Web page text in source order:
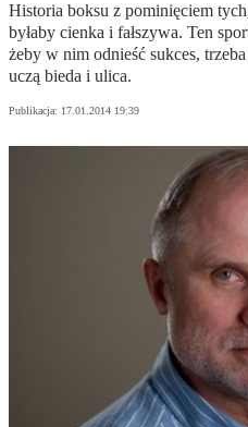
Historia boksu z pominięciem
byłaby cienka i fałszywa. Ten
żeby w nim odnieść sukces,
uczą bieda i ulica.
Publikacja: 17.01.2014 19:39